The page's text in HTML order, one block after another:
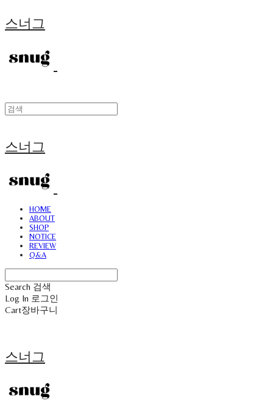
스너그
스너그
HOME
ABOUT
SHOP
NOTICE
REVIEW
Q&A
Search 검색
Log In 로그인
Cart장바구니
스너그